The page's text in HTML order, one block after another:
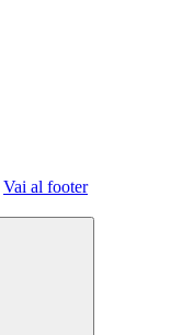
Vai al footer